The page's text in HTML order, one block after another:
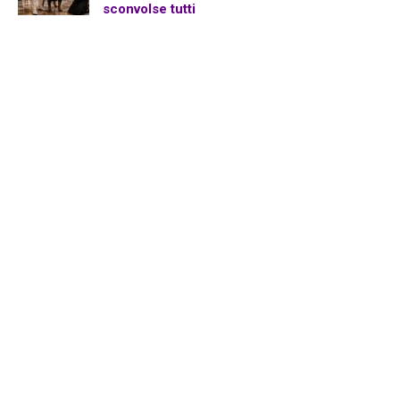
sconvolse tutti